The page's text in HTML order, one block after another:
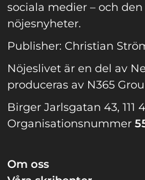
sociala medier – och
nöjesnyheter.
Publisher: Christian
Nöjeslivet är en del av
produceras av N365
Birger Jarlsgatan 43, 111
Organisationsnummer
Om oss